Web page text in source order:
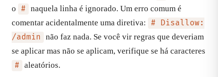
o # naquela linha é ignorado. Um erro comum é
comentar acidentalmente uma diretiva: # Disallow:
/admin
não faz nada. Se você vir regras que deveriam
se aplicar mas não se aplicam, verifique se há caracteres
# aleatórios.